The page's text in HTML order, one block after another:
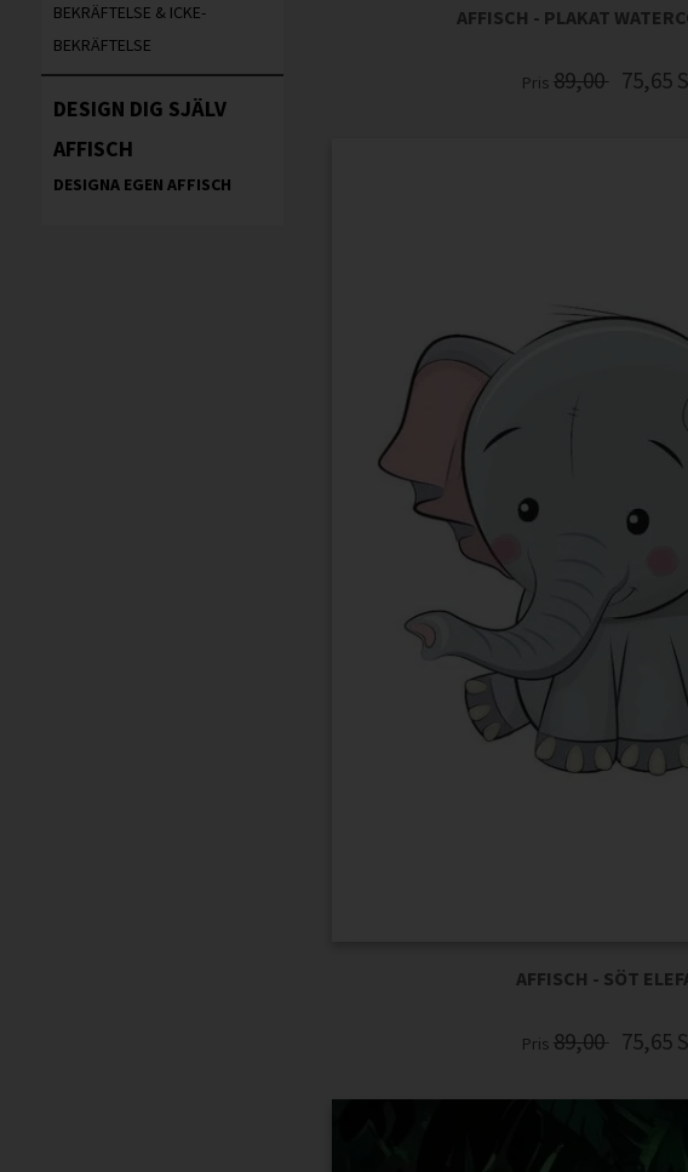
BEKRÄFTELSE & ICKE-
BEKRÄFTELSE
DESIGN DIG SJÄLV
AFFISCH
DESIGNA EGEN AFFISCH
AFFISCH - PLAKAT
Pris 89,00 75,65
AFFISCH - SÖT
Pris 89,00 75,65